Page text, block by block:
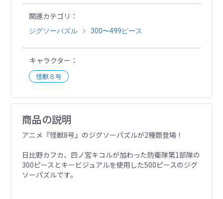
関連カテゴリ
ジグソーパズル 300〜499ピース
キャラクター
怪獣８号
商品の説明
アニメ『怪獣8号』のジグソーパズルが2種類登場！
日比野カフカ、四ノ宮キコルが加わった防衛隊第1部隊の
300ピースとキービジュアルを使用した500ピースのジグ
ソーパズルです。